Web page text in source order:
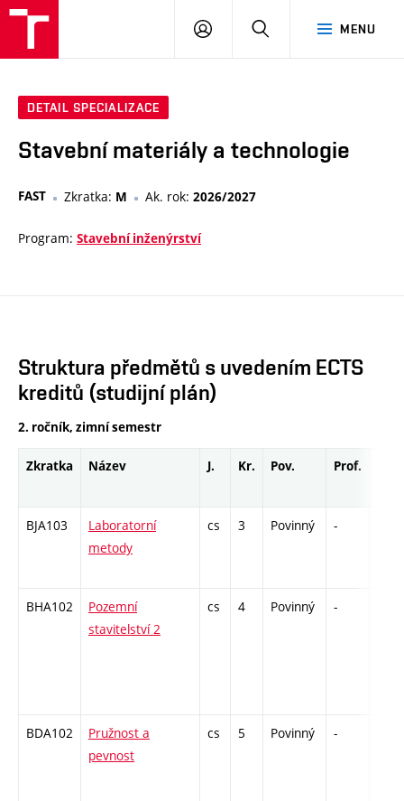
MENU
PŘIHLÁSIT
DETAIL SPECIALIZACE
Stavební materiály a technologie
FAST Zkratka: M Ak. rok: 2026/2027
Program: Stavební inženýrství
Struktura předmětů s uvedením ECTS
kreditů (studijní plán)
2. ročník, zimní semestr
Zkratka Název J. Kr. Pov. Prof.
BJA103
Laboratorní
metody
cs 3 Povinný -
BHA102
Pozemní
stavitelství 2
cs 4 Povinný -
BDA102
Pružnost a
pevnost
cs 5 Povinný -